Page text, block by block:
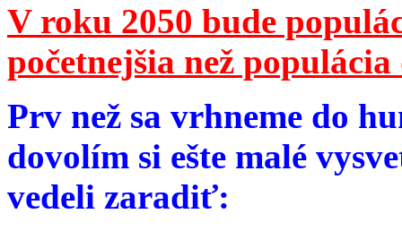
V roku 2050 bude
početnejšia než
Prv než sa vrhneme do
dovolím si ešte malé
vedeli zaradiť: